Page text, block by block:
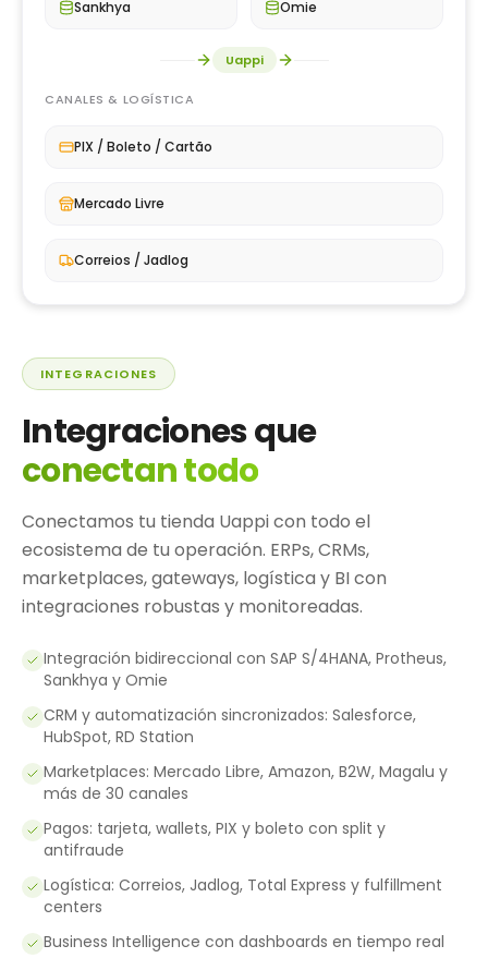
Sankhya Omie
Uappi
CANALES & LOGÍSTICA
PIX / Boleto / Cartão
Mercado Livre
Correios / Jadlog
INTEGRACIONES
Integraciones que
conectan todo
Conectamos tu tienda Uappi con todo el
ecosistema de tu operación. ERPs, CRMs,
marketplaces, gateways, logística y BI con
integraciones robustas y monitoreadas.
Integración bidireccional con SAP S/4HANA, Protheus,
Sankhya y Omie
CRM y automatización sincronizados: Salesforce,
HubSpot, RD Station
Marketplaces: Mercado Libre, Amazon, B2W, Magalu y
más de 30 canales
Pagos: tarjeta, wallets, PIX y boleto con split y
antifraude
Logística: Correios, Jadlog, Total Express y fulfillment
centers
Business Intelligence con dashboards en tiempo real